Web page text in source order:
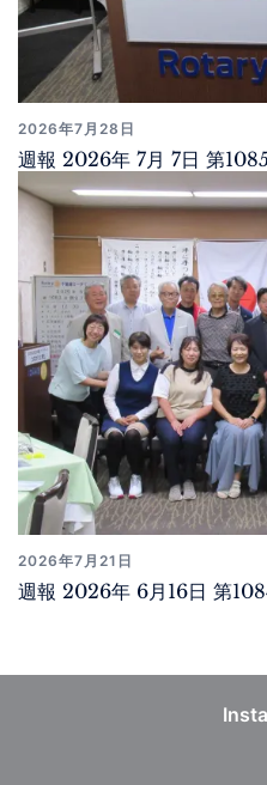
2026年7月28日
週報 2026年 7月 7日 第
2026年7月21日
週報 2026年 6月16日 第